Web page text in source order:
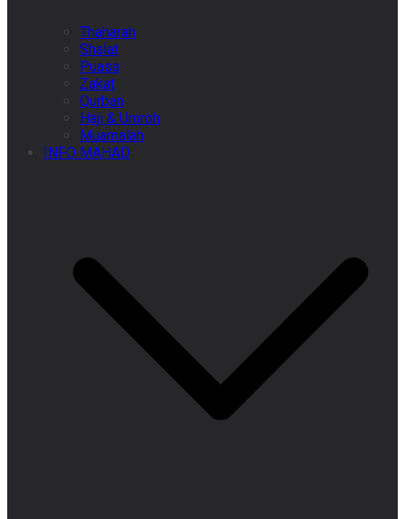
Thaharah
Shalat
Puasa
Zakat
Qurban
Haji & Umroh
Muamalah
INFO MAHAD